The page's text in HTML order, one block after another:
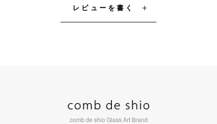
レビューを書く
comb de shio Glass Art Brand